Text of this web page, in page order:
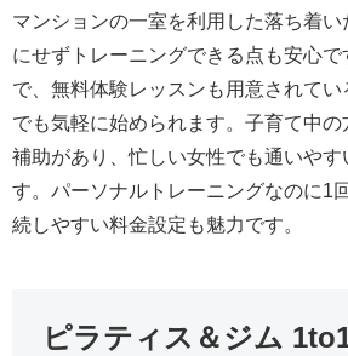
マンションの一室を利用した落ち着
にせずトレーニングできる点も安心
で、無料体験レッスンも用意されて
でも気軽に始められます。子育て中
補助があり、忙しい女性でも通いやす
す。パーソナルトレーニングなのに1
続しやすい料金設定も魅力です。
ピラティス＆ジム